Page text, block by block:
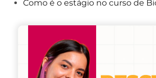
Como é o estágio no curso de